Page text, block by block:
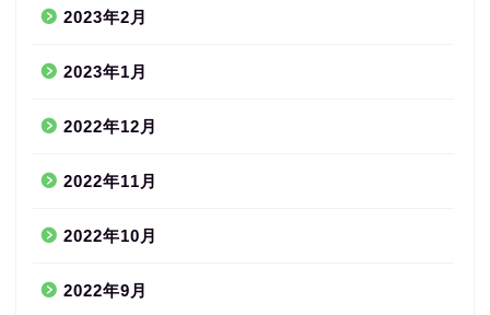
2023年2月
2023年1月
2022年12月
2022年11月
2022年10月
2022年9月